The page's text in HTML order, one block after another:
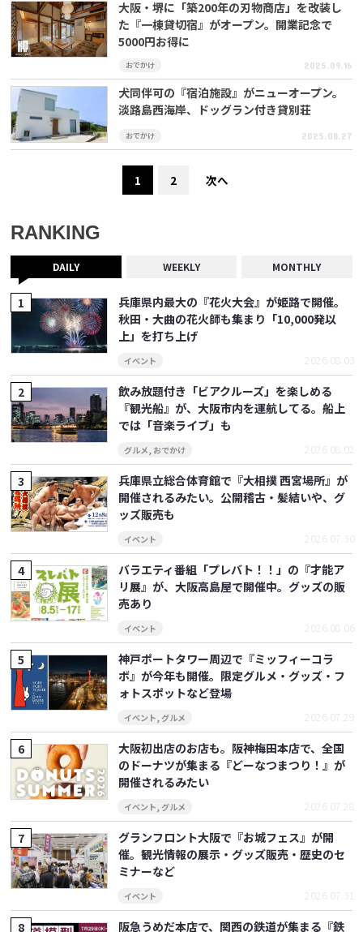
大阪・堺に「築200年の刃物商店」を改装し
た『一棟貸切宿』がオープン。開業記念で
5000円お得に
おでかけ 2025.09.16
犬同伴可の『宿泊施設』がニューオープン。
淡路島西海岸、ドッグラン付き貸別荘
おでかけ 2025.08.27
1 2 次へ
RANKING
DAILY WEEKLY MONTHLY
兵庫県内最大の『花火大会』が姫路で開催。
秋田・大曲の花火師も集まり「10,000発以
上」を打ち上げ
イベント 2026.08.03
飲み放題付き「ビアクルーズ」を楽しめる
『観光船』が、大阪市内を運航してる。船上
では「音楽ライブ」も
グルメ おでかけ 2026.08.02
兵庫県立総合体育館で『大相撲 西宮場所』が
開催されるみたい。公開稽古・髪結いや、グ
ッズ販売も
イベント 2026.07.30
バラエティ番組「プレバト！！」の『才能ア
リ展』が、大阪高島屋で開催中。グッズの販
売あり
イベント 2026.08.06
神戸ポートタワー周辺で『ミッフィーコラ
ボ』が今年も開催。限定グルメ・グッズ・フ
ォトスポットなど登場
イベント グルメ 2026.07.29
大阪初出店のお店も。阪神梅田本店で、全国
のドーナツが集まる『どーなつまつり！』が
開催されるみたい
イベント グルメ 2026.07.28
グランフロント大阪で『お城フェス』が開
催。観光情報の展示・グッズ販売・歴史のセ
ミナーなど
イベント 2026.07.31
阪急うめだ本店で、関西の鉄道が集まる『鉄